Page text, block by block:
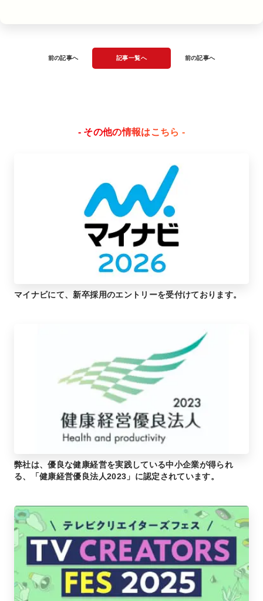
前の記事へ 記事一覧へ 前の記事へ
- その他の情報はこちら -
マイナビにて、新卒採用のエントリーを受付けております。
弊社は、優良な健康経営を実践している中小企業が得られ
る、「健康経営優良法人2023」に認定されています。